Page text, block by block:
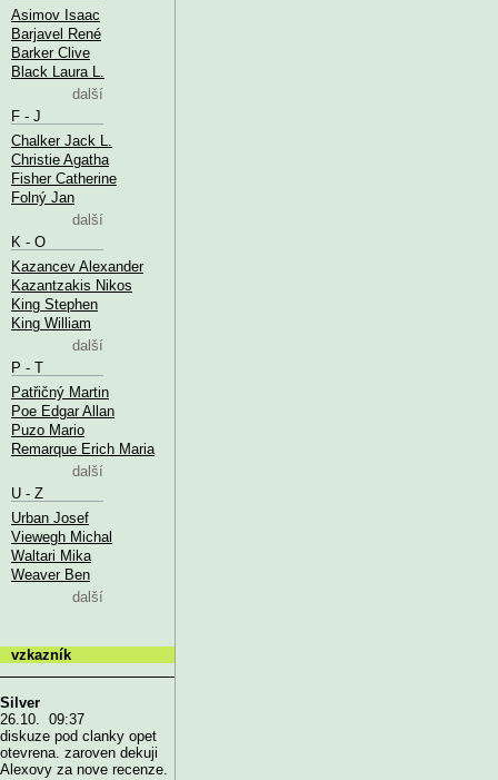
Asimov Isaac
Barjavel René
Barker Clive
Black Laura L.
další
F - J
Chalker Jack L.
Christie Agatha
Fisher Catherine
Folný Jan
další
K - O
Kazancev Alexander
Kazantzakis Nikos
King Stephen
King William
další
P - T
Patřičný Martin
Poe Edgar Allan
Puzo Mario
Remarque Erich Maria
další
U - Z
Urban Josef
Viewegh Michal
Waltari Mika
Weaver Ben
další
vzkazník
Silver
26.10. 09:37
diskuze pod clanky opet
otevrena. zaroven dekuji
Alexovy za nove recenze.